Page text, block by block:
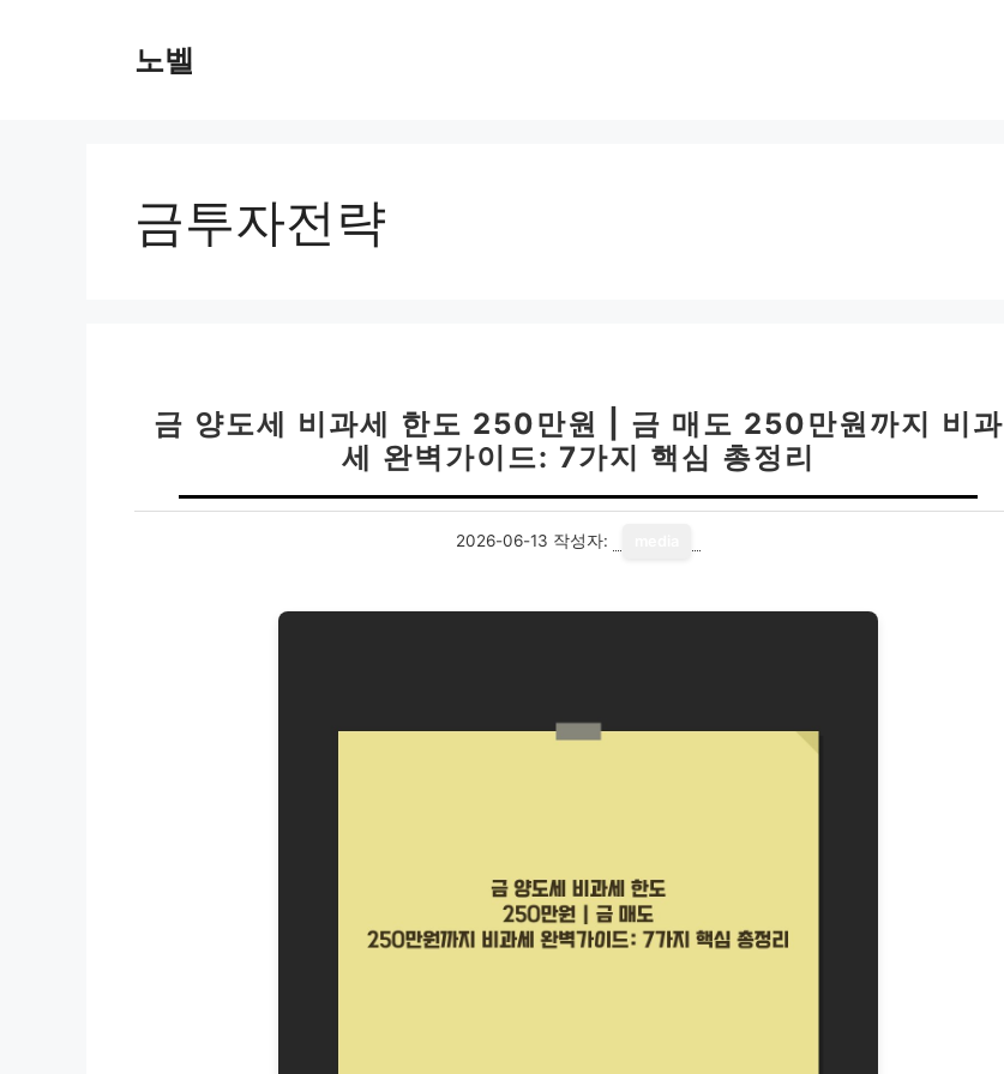
노벨
금투자전략
금 양도세 비과세 한도 250만원 | 금 매도 250만원까지 비과
세 완벽가이드: 7가지 핵심 총정리
2026-06-13 작성자: